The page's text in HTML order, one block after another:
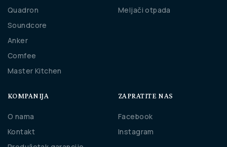
Quadron
Soundcore
Anker
Comfee
Master Kitchen
Meljači otpada
KOMPANIJA
O nama
Kontakt
ZAPRATITE NAS
Facebook
Instagram